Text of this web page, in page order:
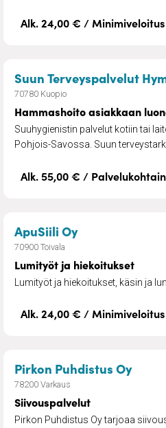
Alk. 24,00 € /
Suun Terveyspalvelut
70780 Kuopio
Hammashoito asiakkaan
Suuhygienistin palvelut kotiin tai
Pohjois-Savossa. Suun
Alk. 55,00 € /
ApuSiili Oy– Lumityöt ja
70900 Toivala
Lumityöt ja hiekoitukset
Lumityöt ja hiekoitukset, käsin ja
Alk. 24,00 € /
Pirkon Puhdistus Oy–
78200 Varkaus
Siivouspalvelut
Pirkon Puhdistus Oy tarjoaa